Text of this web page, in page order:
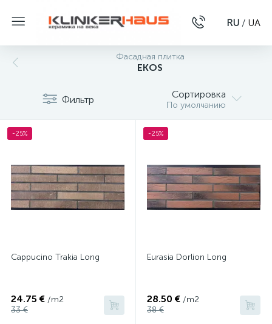
RU / UA
Фасадная плитка
EKOS
Фильтр Сортировка
По умолчанию
-25%
Cappucino Trakia Long
24.75 € /m2
33 €
-25%
Eurasia Dorlion Long
28.50 € /m2
38 €